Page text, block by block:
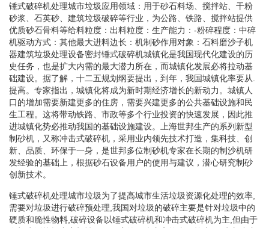
锤式破碎机处理城市垃圾应用领域：用于砂石料场、搅拌站、干粉
砂浆、石英砂、建筑垃圾破碎等行业，为公路、铁路、搅拌站提供
优质砂石骨料等给料粒度：出料粒度：生产能力：-粉碎程度：中碎
机驱动方式：其他最大进料边长：机制砂作用对象：石料磨沙子机
器建筑垃圾处理设备密封锤式破碎机城镇化是我国现代化建设的历
史任务，也是扩大内需的最大潜力所在，而城镇化发展必将拉动基
础建设。据了解，十二五规划纲要提出，到年，我国城镇化率要从.
提高。专家指出，城镇化将成为新时期经济增长的新动力。城镇人
口的增加需要新建更多的住房，需要兴建更多的公共基础设施和民
生工程。这将带动铁路、市政等多个行业投资的快速发展，因此推
进城镇化势必推动我国的基础设施建设。上海世邦生产的系列新型
制砂机，又称冲击式破碎机，采用业内领先技术打造，集科技、创
新、品质、环保于一身，是世邦多位制砂机专家在长期的制沙机研
发经验的基础上，根据砂石设备用户的使用与建议，潜心研究制砂
创新技术。
锤式破碎机处理城市垃圾为了提高城市生活垃圾资源化处理的效率,
需要对垃圾进行破碎预处理,我国对垃圾的破碎主要是针对垃圾中的
硬质和脆性物料,破碎设备以锤式破碎机和冲击式破碎机为主,但由于